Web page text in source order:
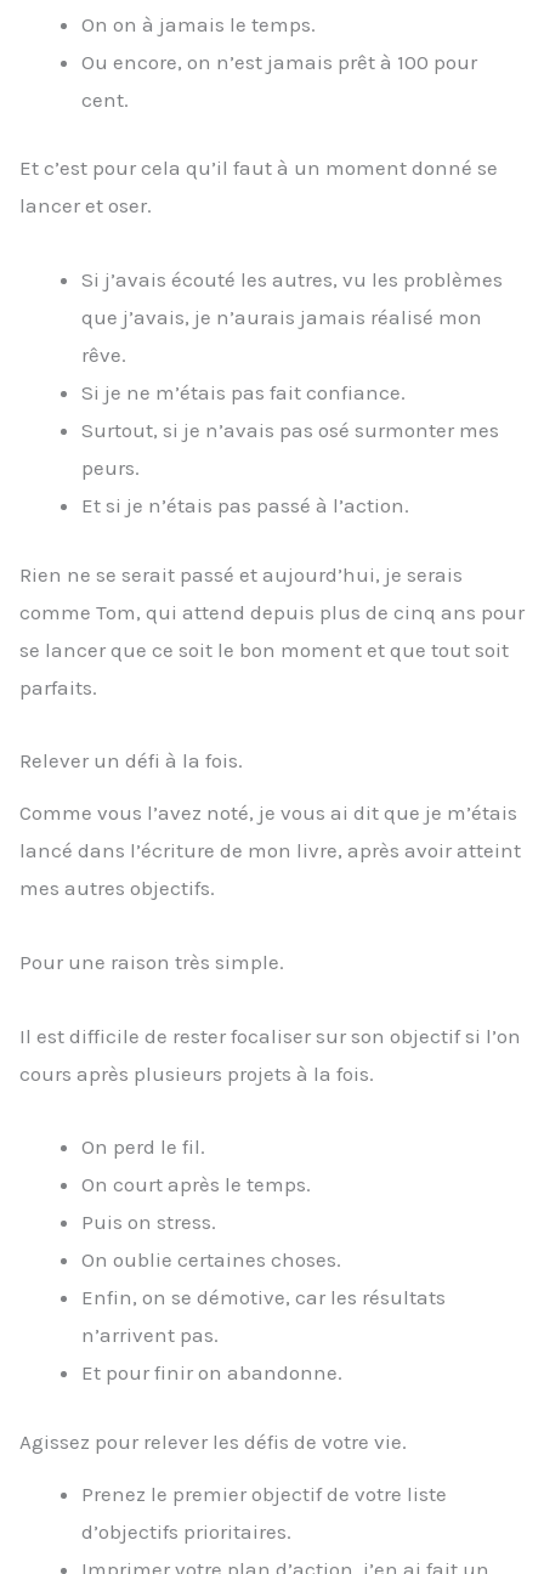
On on à jamais le temps.
Ou encore, on n’est jamais prêt à 100 pour
cent.
Et c’est pour cela qu’il faut à un moment donné se
lancer et oser.
Si j’avais écouté les autres, vu les problèmes
que j’avais, je n’aurais jamais réalisé mon
rêve.
Si je ne m’étais pas fait confiance.
Surtout, si je n’avais pas osé surmonter mes
peurs.
Et si je n’étais pas passé à l’action.
Rien ne se serait passé et aujourd’hui, je serais
comme Tom, qui attend depuis plus de cinq ans pour
se lancer que ce soit le bon moment et que tout soit
parfaits.
Relever un défi à la fois.
Comme vous l’avez noté, je vous ai dit que je m’étais
lancé dans l’écriture de mon livre, après avoir atteint
mes autres objectifs.
Pour une raison très simple.
Il est difficile de rester focaliser sur son objectif si l’on
cours après plusieurs projets à la fois.
On perd le fil.
On court après le temps.
Puis on stress.
On oublie certaines choses.
Enfin, on se démotive, car les résultats
n’arrivent pas.
Et pour finir on abandonne.
Agissez pour relever les défis de votre vie.
Prenez le premier objectif de votre liste
d’objectifs prioritaires.
Imprimer votre plan d’action, j’en ai fait un